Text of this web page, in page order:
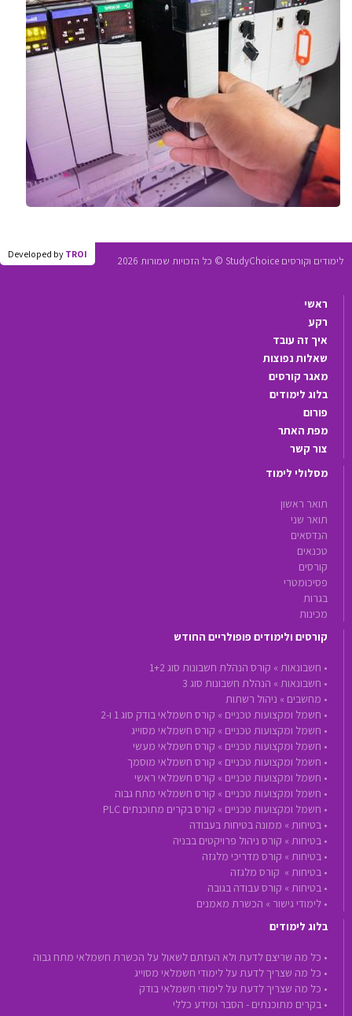
Developed by TROI
לימודים וקורסים StudyChoice © כל הזכויות שמורות 2026
ראשי
רקע
איך זה עובד
שאלות נפוצות
מאגר קורסים
בלוג לימודים
פורום
מפת האתר
צור קשר
מסלולי לימוד
תואר ראשון
תואר שני
הנדסאים
טכנאים
קורסים
פסיכומטרי
בגרות
מכינות
קורסים ולימודים פופולריים החודש
• חשבונאות » קורס הנהלת חשבונות סוג 1+2
• חשבונאות » הנהלת חשבונות סוג 3
• מחשבים » ניהול רשתות
• חשמל ומקצועות טכניים » קורס חשמלאי בודק סוג 1 ו-2
• חשמל ומקצועות טכניים » קורס חשמלאי מסוייג
• חשמל ומקצועות טכניים » קורס חשמלאי מעשי
• חשמל ומקצועות טכניים » קורס חשמלאי מוסמך
• חשמל ומקצועות טכניים » קורס חשמלאי ראשי
• חשמל ומקצועות טכניים » קורס חשמלאי מתח גבוה
• חשמל ומקצועות טכניים » קורס בקרים מתוכנתים PLC
• בטיחות » ממונה בטיחות בעבודה
• בטיחות » קורס ניהול פרויקטים בבניה
• בטיחות » קורס מדריכי מלגזה
• בטיחות » קורס מלגזה
• בטיחות » קורס עבודה בגובה
• לימודי גישור » הכשרת מאמנים
בלוג לימודים
• כל מה שריצם לדעת ולא העזתם לשאול על הכשרת חשמלאי מתח גבוה
• כל מה שצריך לדעת על לימודי חשמלאי מסוייג
• כל מה שצריך לדעת על לימודי חשמלאי בודק
• בקרים מתוכנתים - הסבר ומידע כללי